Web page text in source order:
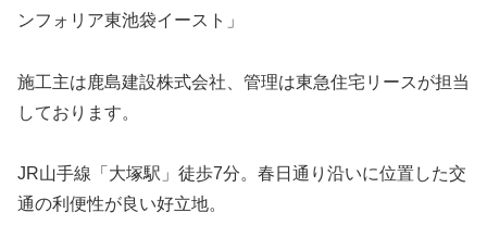
ンフォリア東池袋イースト」
施工主は鹿島建設株式会社、管理は東急住宅リースが担当
しております。
JR山手線「大塚駅」徒歩7分。春日通り沿いに位置した交
通の利便性が良い好立地。